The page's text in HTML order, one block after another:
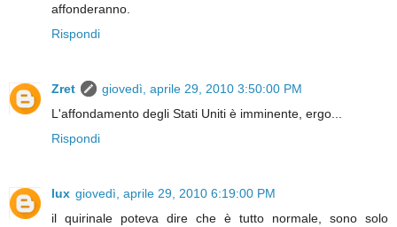
affonderanno.
Rispondi
Zret
giovedì, aprile 29, 2010 3:50:00 PM
L'affondamento degli Stati Uniti è imminente, ergo...
Rispondi
lux giovedì, aprile 29, 2010 6:19:00 PM
il quirinale poteva dire che è tutto normale, sono solo